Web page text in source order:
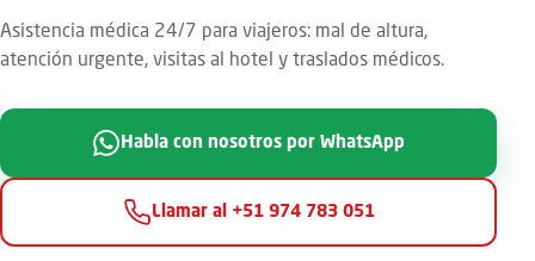
Asistencia médica 24/7 para viajeros: mal de altura,
atención urgente, visitas al hotel y traslados médicos.
Habla con nosotros por WhatsApp
Llamar al +51 974 783 051